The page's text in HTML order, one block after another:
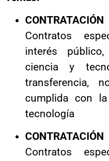
Contratos
interés
ciencia y
transferencia,
cumplida con
tecnología
Contratos